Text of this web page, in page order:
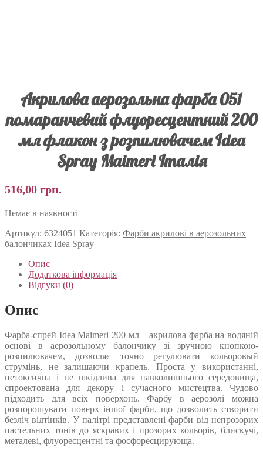
Акрилова аерозольна фарба 051
помаранчевий флуоресцентний 200
мл флакон з розпилювачем Idea
Spray Maimeri Італія
516,00 грн.
Немає в наявності
Артикул: 6324051 Категорія: Фарби акрилові в аерозольних
балончиках Idea Spray
Опис
Додаткова інформація
Відгуки (0)
Опис
Фарба-спрей Idea Maimeri 200 мл – акрилова фарба на водяній
основі в аерозольному балончику зі зручною кнопкою-
розпилювачем, дозволяє точно регулювати кольоровый
струмінь, не залишаючи крапель. Проста у використанні,
нетоксична і не шкідлива для навколишнього середовища,
спроектована для декору і сучасного мистецтва. Чудово
підходить для всіх поверхонь. Фарбу в аерозолі можна
розпорошувати поверх іншої фарби, що дозволить створити
безліч відтінків. У палітрі представлені фарби від непрозорих
пастельних тонів до яскравих і прозорих кольорів, блискучі,
металеві, флуоресцентні та фосфоресцирующа.